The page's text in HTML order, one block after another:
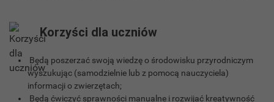
Korzyści dla uczniów
Będą poszerzać swoją wiedzę o środowisku przyrodniczym
wyszukując (samodzielnie lub z pomocą nauczyciela)
informacji o zwierzętach;
Będą ćwiczyć sprawności manualne i rozwijać kreatywność